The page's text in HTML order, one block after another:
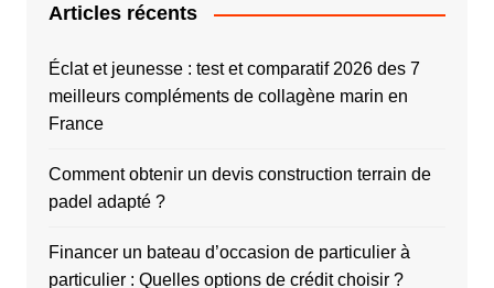
Articles récents
Éclat et jeunesse : test et comparatif 2026 des 7
meilleurs compléments de collagène marin en
France
Comment obtenir un devis construction terrain de
padel adapté ?
Financer un bateau d’occasion de particulier à
particulier : Quelles options de crédit choisir ?